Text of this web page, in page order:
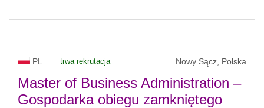
PL trwa rekrutacja Nowy Sącz, Polska
Master of Business Administration –
Gospodarka obiegu zamkniętego